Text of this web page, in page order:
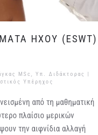
ΗΧΟΥ (ESWT)
MSc, Υπ. Διδάκτορας |
Υπέρηχος
από τη μαθηματική
πλαίσιο μερικών
την αιφνίδια αλλαγή